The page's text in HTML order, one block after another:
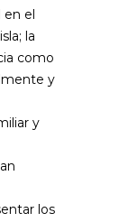
en el
la
como
y
y
los